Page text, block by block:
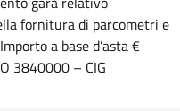
fornitura di parcometri e
a base d’asta €
3840000 – CIG